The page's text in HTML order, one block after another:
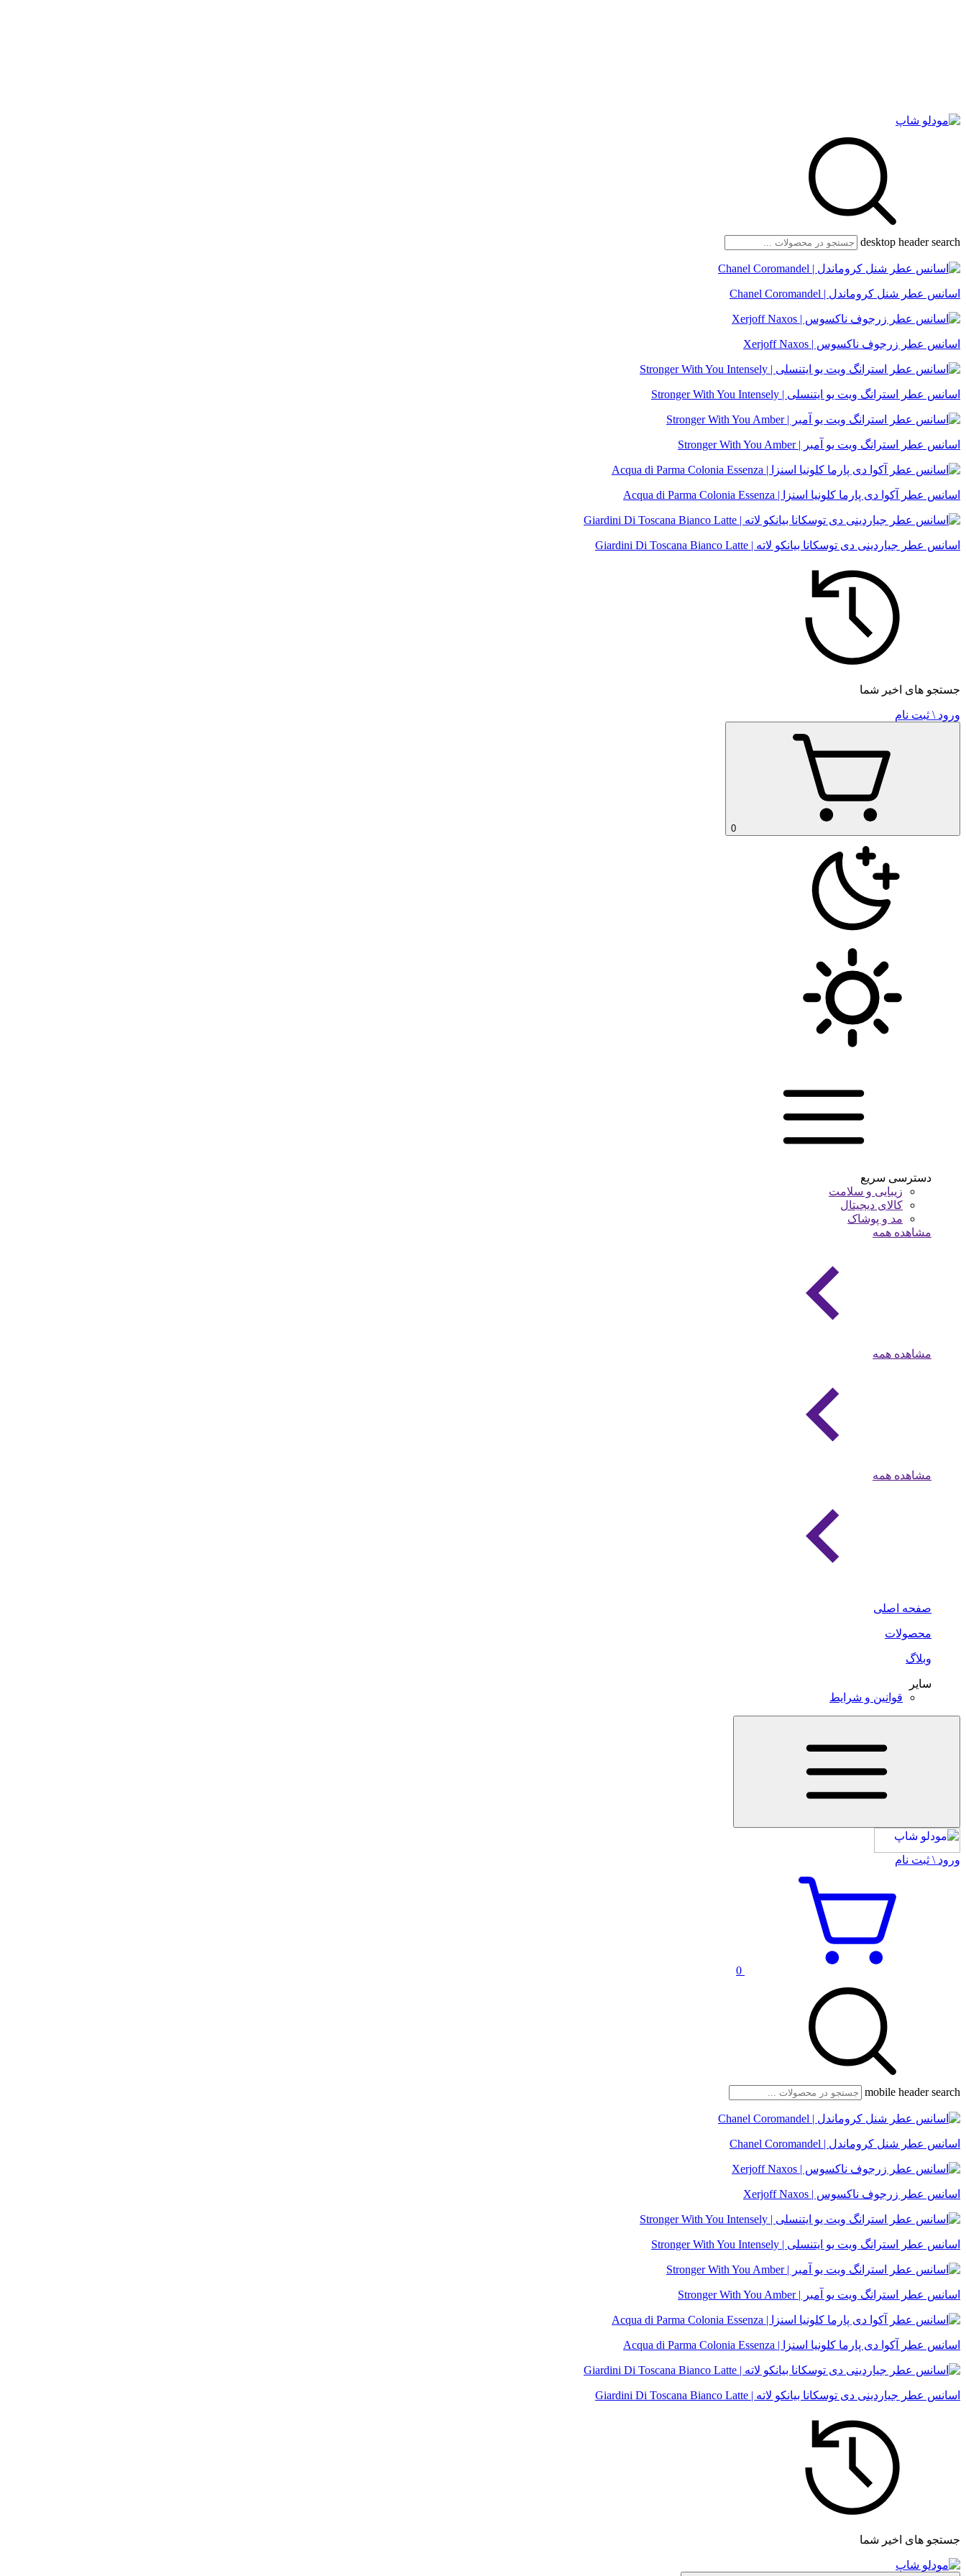
desktop header search
اسانس عطر شنل کروماندل | Chanel Coromandel
اسانس عطر زرجوف ناکسوس | Xerjoff Naxos
اسانس عطر استرانگ ویت یو ایتنسلی | Stronger With You Intensely
اسانس عطر استرانگ ویت یو آمبر | Stronger With You Amber
اسانس عطر آکوا دی پارما کلونیا اسنزا | Acqua di Parma Colonia Essenza
اسانس عطر جیاردینی دی توسکانا بیانکو لاته | Giardini Di Toscana Bianco Latte
جستجو های اخیر شما
ورود \ ثبت نام
0
دسترسی سریع
زیبایی و سلامت
کالای دیجیتال
مد و پوشاک
مشاهده همه
مشاهده همه
مشاهده همه
صفحه اصلی
محصولات
وبلاگ
سایر
قوانین و شرایط
ورود \ ثبت نام
0
mobile header search
اسانس عطر شنل کروماندل | Chanel Coromandel
اسانس عطر زرجوف ناکسوس | Xerjoff Naxos
اسانس عطر استرانگ ویت یو ایتنسلی | Stronger With You Intensely
اسانس عطر استرانگ ویت یو آمبر | Stronger With You Amber
اسانس عطر آکوا دی پارما کلونیا اسنزا | Acqua di Parma Colonia Essenza
اسانس عطر جیاردینی دی توسکانا بیانکو لاته | Giardini Di Toscana Bianco Latte
جستجو های اخیر شما